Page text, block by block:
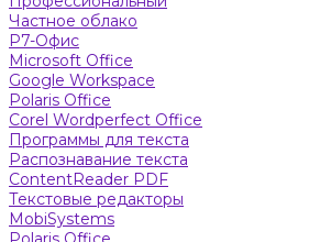
Частное облако
Р7-Офис
Microsoft Office
Google Workspace
Polaris Office
Corel Wordperfect Office
Программы для текста
Распознавание текста
ContentReader PDF
Текстовые редакторы
MobiSystems